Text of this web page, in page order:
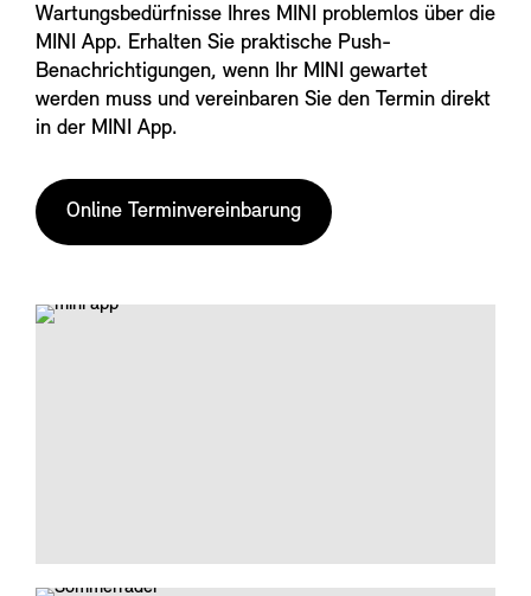
Wartungsbedürfnisse Ihres MINI problemlos über die
MINI App. Erhalten Sie praktische Push-
Benachrichtigungen, wenn Ihr MINI gewartet
werden muss und vereinbaren Sie den Termin direkt
in der MINI App.
Online Terminvereinbarung